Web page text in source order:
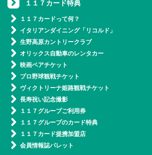
１１７カード特典
１１７カードって何？
イタリアンダイニング「リコルド」
生野高原カントリークラブ
オリックス自動車のレンタカー
映画ペアチケット
プロ野球観戦チケット
ヴィクトリーナ姫路観戦チケット
長寿祝い記念撮影
１１７グループご利用券
１１７グループのカード特典
１１７カード提携加盟店
会員情報誌パレット